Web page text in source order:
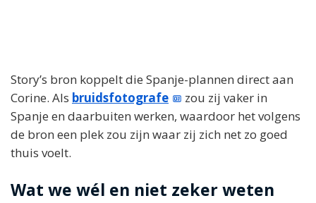
Story’s bron koppelt die Spanje-plannen direct aan
Corine. Als bruidsfotografe
zou zij vaker in
Spanje en daarbuiten werken, waardoor het volgens
de bron een plek zou zijn waar zij zich net zo goed
thuis voelt.
Wat we wél en niet zeker weten